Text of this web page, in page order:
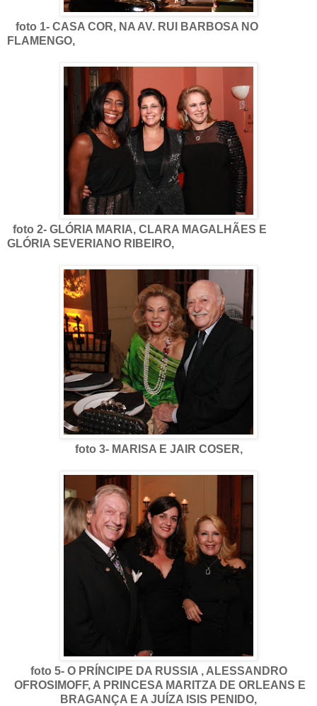
foto 1- CASA COR, NA AV. RUI BARBOSA NO
FLAMENGO,
foto 2- GLÓRIA MARIA, CLARA MAGALHÃES E
GLÓRIA SEVERIANO RIBEIRO,
foto 3- MARISA E JAIR COSER,
foto 5- O PRÍNCIPE DA RUSSIA , ALESSANDRO
OFROSIMOFF, A PRINCESA MARITZA DE ORLEANS E
BRAGANÇA E A JUÍZA ISIS PENIDO,